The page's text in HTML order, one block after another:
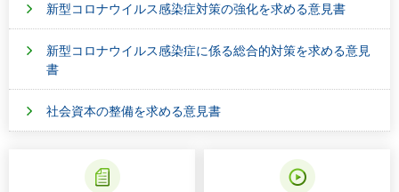
新型コロナウイルス感染症対策の強化を求める意見書
新型コロナウイルス感染症に係る総合的対策を求める意見
書
社会資本の整備を求める意見書